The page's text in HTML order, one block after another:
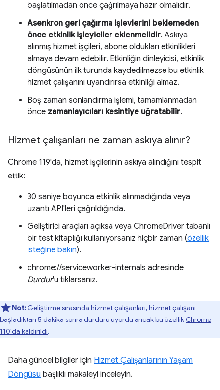
başlatılmadan önce çağrılmaya hazır olmalıdır.
Asenkron geri çağırma işlevlerini beklemeden
önce etkinlik işleyiciler eklenmelidir. Askıya
alınmış hizmet işçileri, abone oldukları etkinlikleri
almaya devam edebilir. Etkinliğin dinleyicisi, etkinlik
döngüsünün ilk turunda kaydedilmezse bu etkinlik
hizmet çalışanını uyandırırsa etkinliği almaz.
Boş zaman sonlandırma işlemi, tamamlanmadan
önce zamanlayıcıları kesintiye uğratabilir.
Hizmet çalışanları ne zaman askıya alınır?
Chrome 119'da, hizmet işçilerinin askıya alındığını tespit
ettik:
30 saniye boyunca etkinlik alınmadığında veya
uzantı API'leri çağrıldığında.
Geliştirici araçları açıksa veya ChromeDriver tabanlı
bir test kitaplığı kullanıyorsanız hiçbir zaman (özellik
isteğine bakın).
chrome://serviceworker-internals adresinde
Durdur'u tıklarsanız.
Not: Geliştirme sırasında hizmet çalışanları, hizmet çalışanı
başladıktan 5 dakika sonra durduruluyordu ancak bu özellik Chrome
110'da kaldırıldı.
Daha güncel bilgiler için Hizmet Çalışanlarının Yaşam
Döngüsü başlıklı makaleyi inceleyin.